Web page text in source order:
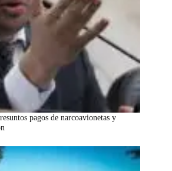
pagos de narcoavionetas y